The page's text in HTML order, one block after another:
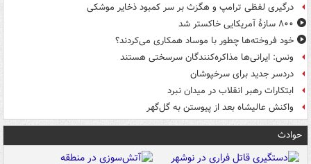
درگیری لفظی ترامپ و هگزث بر سر کمبود ذخایر موشکی
۸۰۰ سازۀ آمریکایی خاکستر شد
خود فروخته‌ها چطور با موساد همکاری می‌کردند؟
ونس: ایرانی‌ها مذاکره‌کنندگان سرسختی هستند
دردسر جدید برای سرخپوشان
ابتکارات رهبر انقلاب در میدان نبرد
واکنش عالیشاه بعد از پیوستن به گل‌گهر
حوادث